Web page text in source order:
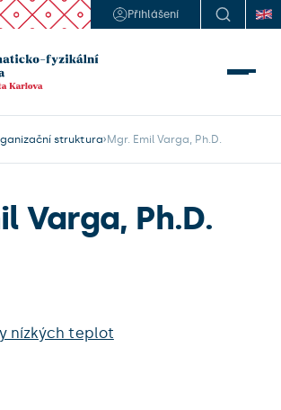
Přihlášení
struktura Mgr. Emil Varga, Ph.D.
Varga, Ph.D.
nízkých teplot